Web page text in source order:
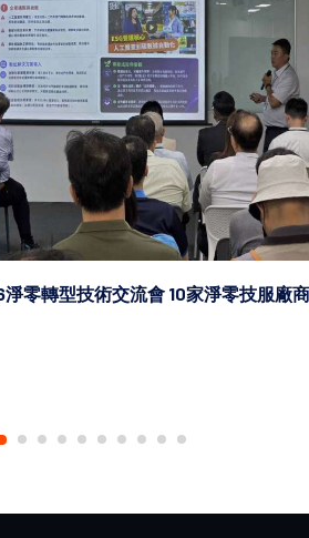
型技術交流會 10家淨零技服廠商